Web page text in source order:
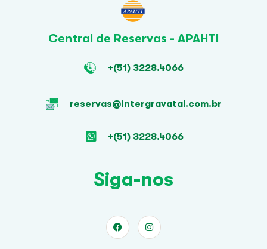
Central de Reservas - APAHTI
+(51) 3228.4066
reservas@intergravatal.com.br
+(51) 3228.4066
Siga-nos